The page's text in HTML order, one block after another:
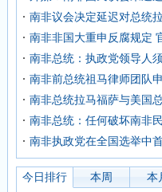
南非议会决定延迟对总统
南非非国大重申反腐规定
南非总统：执政党领导人
南非前总统祖马律师团队
南非总统拉马福萨与美国
南非总统：任何破坏南非
南非执政党在全国选举中
今日排行 本周 本